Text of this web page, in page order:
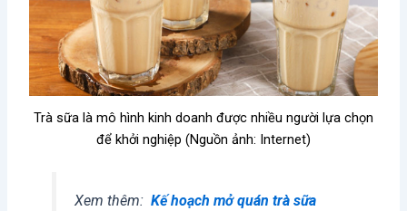
Trà sữa là mô hình kinh doanh được nhiều người lựa chọn
để khởi nghiệp (Nguồn ảnh: Internet)
Xem thêm: Kế hoạch mở quán trà sữa